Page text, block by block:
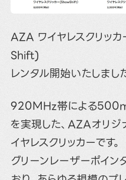
AZA ワイヤレスクリッ
Shift)
レンタル開始いたしまし
920MHz帯による
を実現した、AZAオリ
イヤレスクリッカーです。
グリーンレーザーポイン